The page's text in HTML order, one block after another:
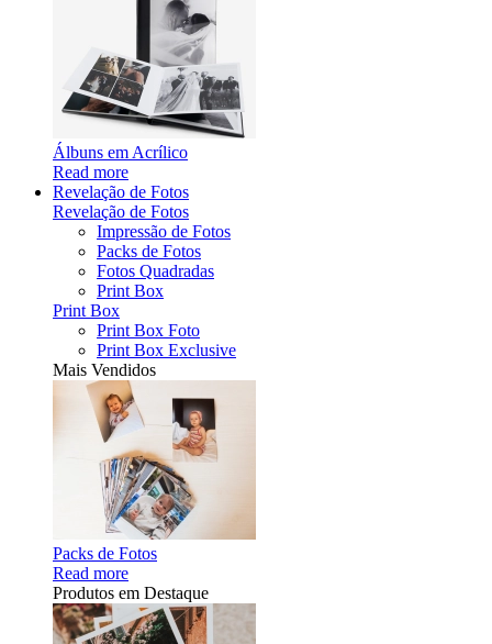
Álbuns em Acrílico
Read more
Revelação de Fotos
Revelação de Fotos
Impressão de Fotos
Packs de Fotos
Fotos Quadradas
Print Box
Print Box
Print Box Foto
Print Box Exclusive
Mais Vendidos
Packs de Fotos
Read more
Produtos em Destaque